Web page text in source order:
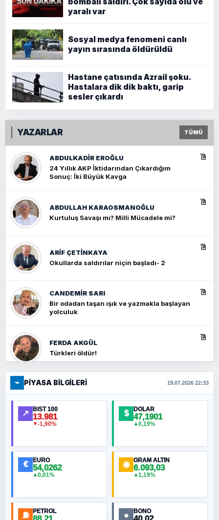
yaralı var
Sosyal medya fenomeni canlı
yayın sırasında öldürüldü
Hastane çatısında Azrail şoku.
Hastalara dik dik baktı, garip
sesler çıkardı
YAZARLAR TÜMÜ
ABDULKADIR EROĞLU
24 Yıllık AKP İktidarından Çıkardığım
Sonuç: İki Büyük Kavga
ABDULLAH KARAOSMANOĞLU
Kurtuluş Savaşı mı? Milli Mücadele mi?
ARIF ÇETİNKAYA
Okullarda saldırılar niçin başladı- 2
CANDEMIR SARI
Bir odadan taşan ışık ve yazmakla başlayan
yolculuk
FERDA AKGÜL
Türkleri öldür!
FERHAT BÜYÜKKALKAN
Ankara Zirvesi: NATO Toplantısı mı, Yeni
Ortadoğu Haritasının Provası mı?
MURAT ÖZKAN
⌁ PIYASA BILGILERI 19.07.2026 22:33
↗ BIST 100
13.981
▼-1,90%
$ DOLAR
47,1901
▲0,19%
€ EURO
54,0262
▲0,01%
◉ GRAM ALTIN
6.093,03
▲1,19%
⛽ PETROL ● BONO